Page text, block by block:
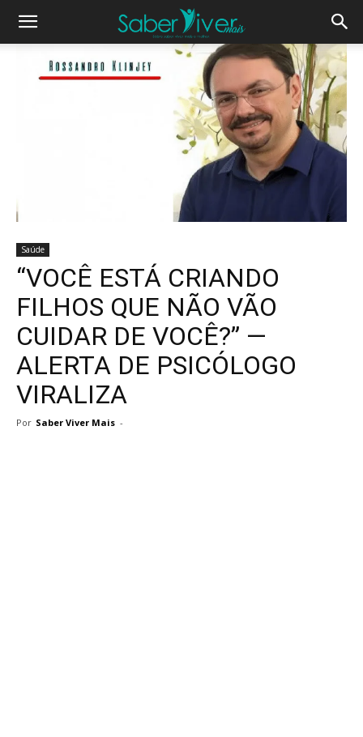
Saúde
“VOCÊ ESTÁ CRIANDO
FILHOS QUE NÃO VÃO
CUIDAR DE VOCÊ?” —
ALERTA DE PSICÓLOGO
VIRALIZA
Por Saber Viver Mais -